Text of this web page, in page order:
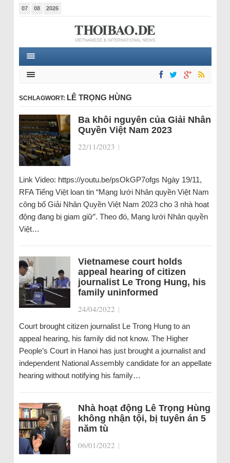
07 08 2026
SCHLAGWORT: LÊ TRỌNG HÙNG
Ba khôi nguyên của Giải Nhân
Quyền Việt Nam 2023
22/11/2023 |
Link Video: https://youtu.be/psOkGP7ofgs Ngày 19/11,
RFA Tiếng Việt loan tin “Mạng lưới Nhân quyền Việt Nam
công bố Giải Nhân Quyền Việt Nam 2023 cho 3 nhà hoạt
động đang bị giam giữ”. Theo đó, Mạng lưới Nhân quyền
Việt…
Vietnamese court holds
appeal hearing of citizen
journalist Le Trong Hung, his
family uninformed
24/04/2022 |
Court brought citizen journalist Le Trong Hung to an
appeal hearing, his family did not know. The Higher
People’s Court in Hanoi has just brought a journalist and
independent National Assembly candidate for an appellate
hearing without notifying his family…
Nhà hoạt động Lê Trọng Hùng
không nhận tội, bị tuyên án 5
năm tù
06/01/2022 |